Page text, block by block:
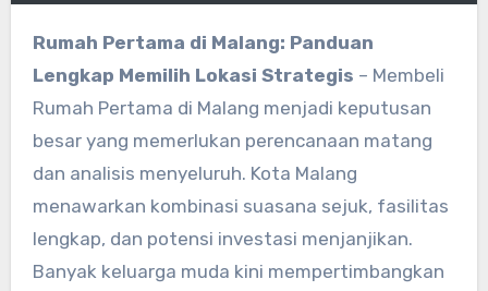
Rumah Pertama di Malang: Panduan
Lengkap Memilih Lokasi Strategis – Membeli
Rumah Pertama di Malang menjadi keputusan
besar yang memerlukan perencanaan matang
dan analisis menyeluruh. Kota Malang
menawarkan kombinasi suasana sejuk, fasilitas
lengkap, dan potensi investasi menjanjikan.
Banyak keluarga muda kini mempertimbangkan